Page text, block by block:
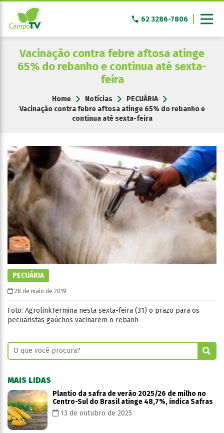
Pular
conteúdo
62 3286-7806
Vacinação contra febre aftosa atinge
65% do rebanho e continua até sexta-
feira
Home Notícias
PECUÁRIA
Vacinação contra febre aftosa atinge 65% do rebanho e
continua até sexta-feira
PECUÁRIA
28 de maio de 2019
Foto: AgrolinkTermina nesta sexta-feira (31) o prazo para os
pecuaristas gaúchos vacinarem o rebanh
MAIS LIDAS
Plantio da safra de verão 2025/26 de milho no
Centro-Sul do Brasil atinge 48,7%, indica Safras
13 de outubro de 2025